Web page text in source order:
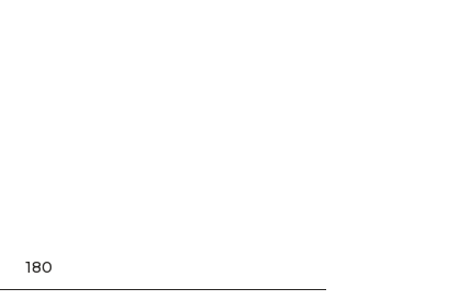
180